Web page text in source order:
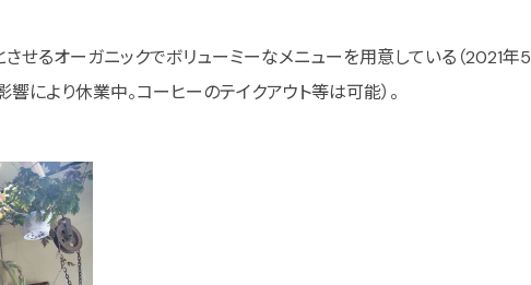
せるオーガニックでボリューミーなメニューを用意している（2021年5
により休業中。コーヒーのテイクアウト等は可能）。